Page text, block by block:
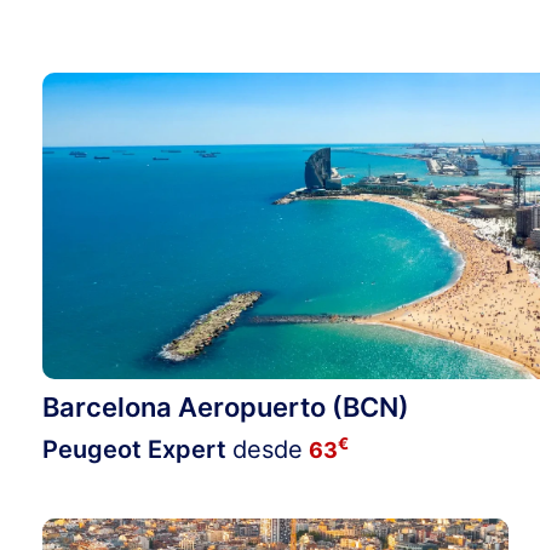
Barcelona Aeropuerto (BCN)
Peugeot Expert desde 63€